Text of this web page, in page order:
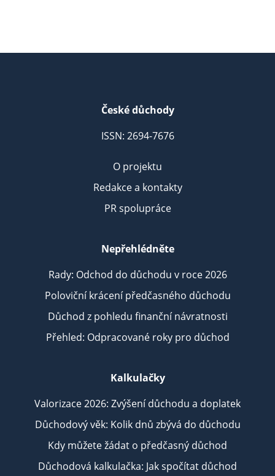
České důchody
ISSN: 2694-7676
O projektu
Redakce a kontakty
PR spolupráce
Nepřehlédněte
Rady: Odchod do důchodu v roce 2026
Poloviční krácení předčasného důchodu
Důchod z pohledu finanční návratnosti
Přehled: Odpracované roky pro důchod
Kalkulačky
Valorizace 2026: Zvýšení důchodu a doplatek
Důchodový věk: Kolik dnů zbývá do důchodu
Kdy můžete žádat o předčasný důchod
Důchodová kalkulačka: Jak spočítat důchod